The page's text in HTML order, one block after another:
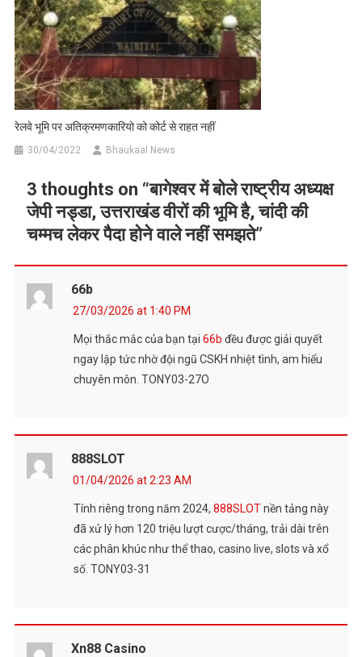
रेलवे भूमि पर अतिक्रमणकारियो को कोर्ट से राहत नहीं
30/04/2022 Bhaukaal News
3 thoughts on “बागेश्वर में बोले राष्ट्रीय अध्यक्ष
जेपी नड्डा, उत्तराखंड वीरों की भूमि है, चांदी की
चम्मच लेकर पैदा होने वाले नहीं समझते”
66b
27/03/2026 at 1:40 PM
Mọi thắc mắc của bạn tại 66b đều được giải quyết
ngay lập tức nhờ đội ngũ CSKH nhiệt tình, am hiểu
chuyên môn. TONY03-27O
888SLOT
01/04/2026 at 2:23 AM
Tính riêng trong năm 2024, 888SLOTnền tảng này
đã xử lý hơn 120 triệu lượt cược/tháng, trải dài trên
các phân khúc như thể thao, casino live, slots và xổ
số. TONY03-31
Xn88 Casino